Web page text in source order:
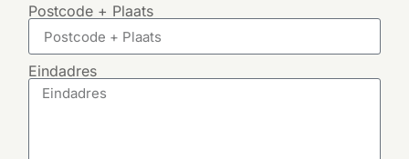
Postcode + Plaats
Eindadres